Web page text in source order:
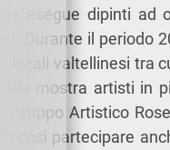
esegue dipinti
Durante il periodo
locali valtellinesi tra
alla mostra artisti in
Gruppo Artistico
così partecipare